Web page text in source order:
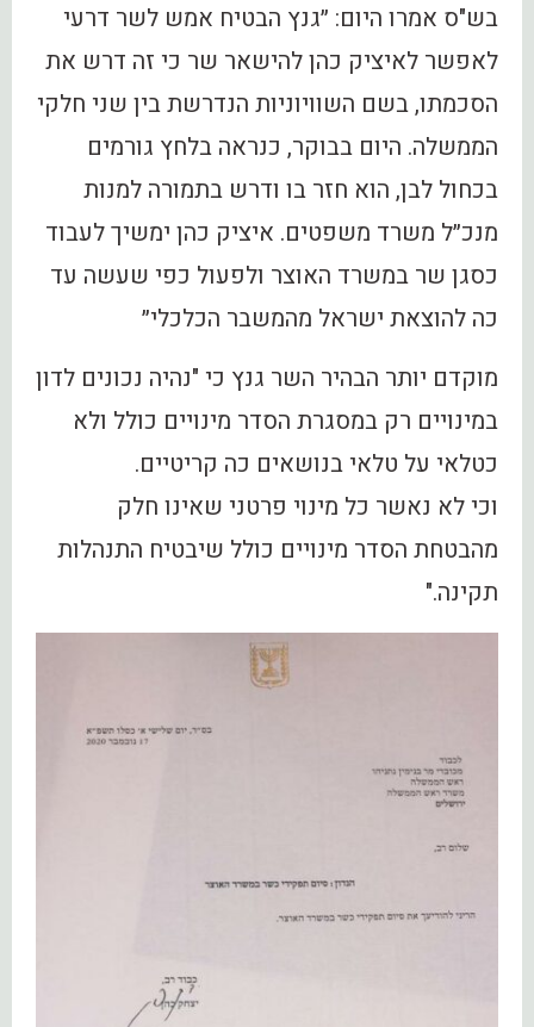
בש"ס אמרו היום: ״גנץ הבטיח אמש לשר דרעי
לאפשר לאיציק כהן להישאר שר כי זה דרש את
הסכמתו, בשם השוויוניות הנדרשת בין שני חלקי
הממשלה. היום בבוקר, כנראה בלחץ גורמים
בכחול לבן, הוא חזר בו ודרש בתמורה למנות
מנכ״ל משרד משפטים. איציק כהן ימשיך לעבוד
כסגן שר במשרד האוצר ולפעול כפי שעשה עד
כה להוצאת ישראל מהמשבר הכלכלי״
מוקדם יותר הבהיר השר גנץ כי "נהיה נכונים לדון
במינויים רק במסגרת הסדר מינויים כולל ולא
כטלאי על טלאי בנושאים כה קריטיים.
וכי לא נאשר כל מינוי פרטני שאינו חלק
מהבטחת הסדר מינויים כולל שיבטיח התנהלות
תקינה."